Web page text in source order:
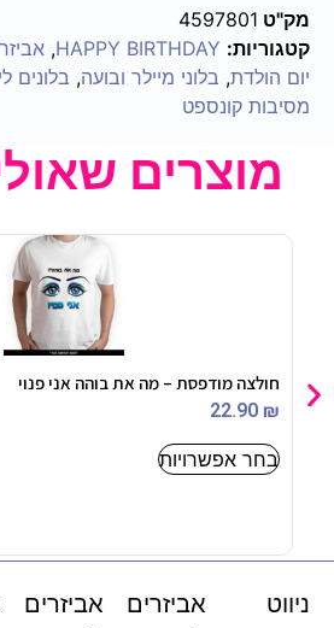
מק"ט 4597801
קטגוריות: HAPPY BIRTHDAY
,
יום הולדת, בלוני מיילר ובועה, בלונים
מסיבות קונספט
מוצרים
חולצה מודפסת – מה את בוהה אני פנוי
22.90 ₪
בחר אפשרויות
ניווט
אביזרים
אביזרים